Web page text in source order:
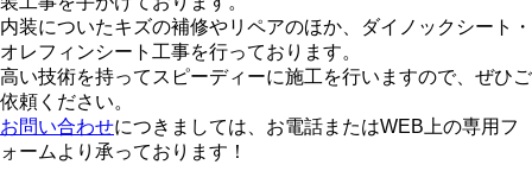
内装についたキズの補修やリペアのほか、ダイノックシート・
オレフィンシート工事を行っております。
高い技術を持ってスピーディーに施工を行いますので、ぜひご
依頼ください。
お問い合わせにつきましては、お電話またはWEB上の専用フ
ォームより承っております！